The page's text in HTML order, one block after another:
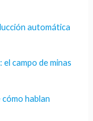
automática
campo de minas
cómo hablan